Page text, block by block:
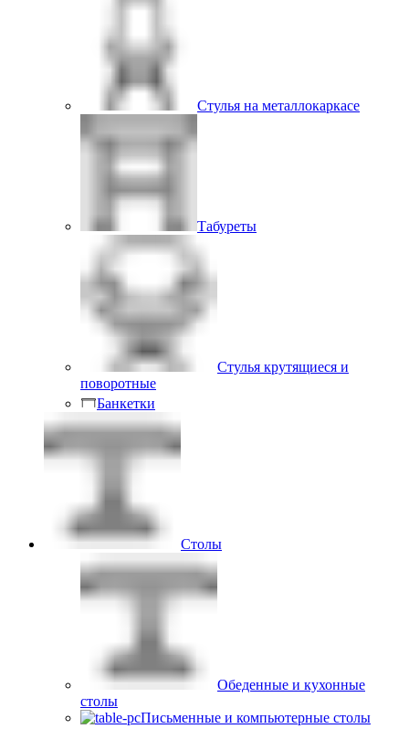
Стулья на металлокаркасе
Табуреты
Стулья крутящиеся и
поворотные
Банкетки
Столы
Обеденные и кухонные
столы
Письменные и компьютерные столы